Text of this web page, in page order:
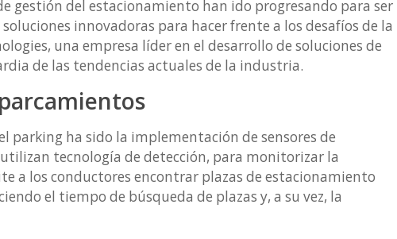
gestión del estacionamiento han ido progresando para ser
innovadoras para hacer frente a los desafíos de la
una empresa líder en el desarrollo de soluciones de
de las tendencias actuales de la industria.
parking ha sido la implementación de sensores de
tecnología de detección, para monitorizar la
a los conductores encontrar plazas de estacionamiento
el tiempo de búsqueda de plazas y, a su vez, la